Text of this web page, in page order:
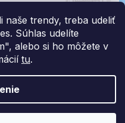
naše trendy, treba udeliť
Súhlas udelíte
alebo si ho môžete v
tu.